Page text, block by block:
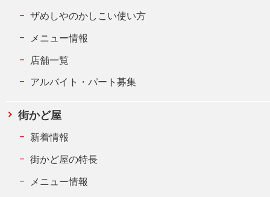
ザめしやのかしこい使い方
メニュー情報
店舗一覧
アルバイト・パート募集
街かど屋
新着情報
街かど屋の特長
メニュー情報